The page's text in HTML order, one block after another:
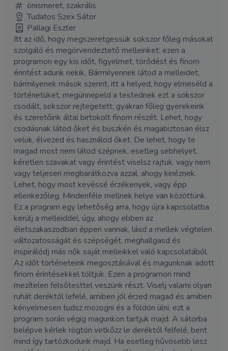
önismeret, szakrális
Tudatos Szex Sátor
Pallagi Eszter
Itt az idő, hogy megszeretgessük sokszor főleg másokat
szolgáló és megörvendeztető melleinket: ezen a
programon egy kis időt, figyelmet, törődést és finom
érintést adunk nekik. Bármilyennek látod a melleidet,
bármilyenek mások szerint, itt a helyed, hogy elmeséld a
történetüket, megünnepeld a testednek ezt a sokszor
csodált, sokszor rejtegetett, gyakran főleg gyerekeink
és szeretőink által birtokolt finom részét. Lehet, hogy
csodásnak látod őket és büszkén és magabiztosan élsz
velük, élvezed és használod őket. De lehet, hogy te
magad most nem látod szépnek, esetleg sebhelyet,
kéretlen szavakat vagy érintést viselsz rajtuk, vagy nem
vagy teljesen megbarátkozva azzal, ahogy kinéznek.
Lehet, hogy most kevéssé érzékenyek, vagy épp
ellenkezőleg. Mindenféle mellnek helye van közöttünk.
Ez a program egy lehetőség arra, hogy újra kapcsolatba
kerülj a melleiddel, úgy, ahogy ebben az
életszakaszodban éppen vannak, lásd a mellek végtelen
változatosságát és szépségét, meghallgasd és
inspirálódj más nők saját melleikkel való kapcsolatából.
Az időt történeteink megosztásával és magunknak adott
finom érintésekkel töltjük. Ezen a programon mind
mezítelen felsőtesttel veszünk részt. Viselj valami olyan
ruhát deréktól lefelé, amiben jól érzed magad és amiben
kényelmesen tudsz mozogni és a földön ülni, ezt a
program során végig magunkon tartjuk majd. A sátorba
belépve kérlek rögtön vetkőzz le deréktól felfelé, bent
mind így tartózkodunk majd. Ha esetleg hűvösebb lesz